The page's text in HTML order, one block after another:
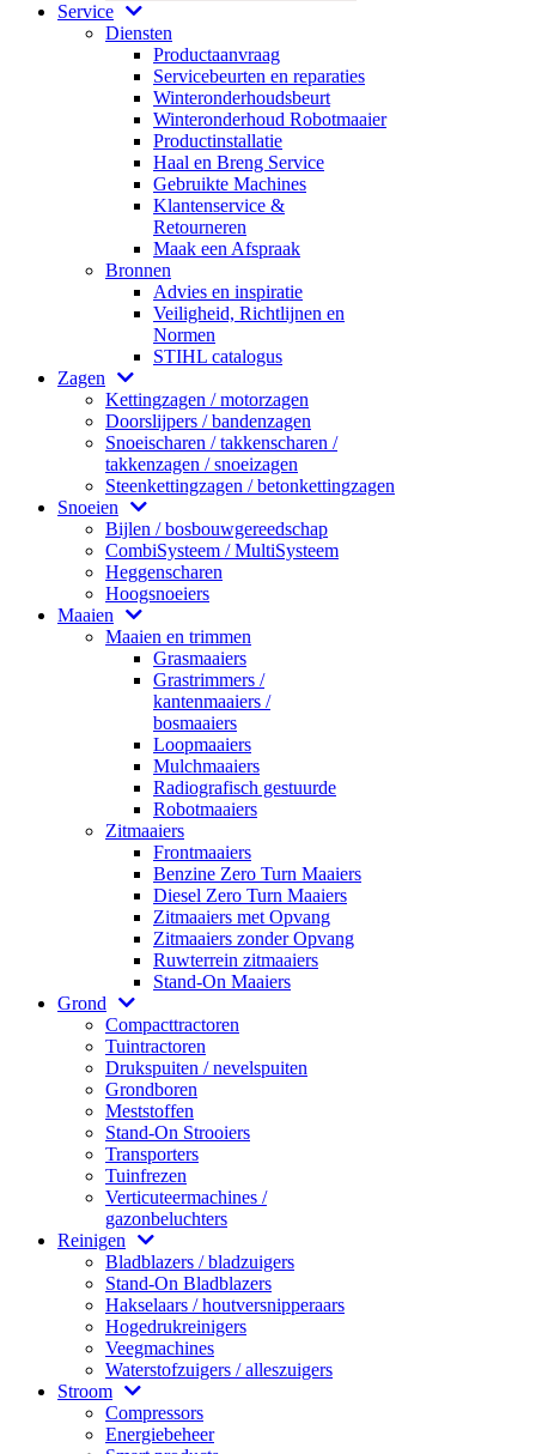
Service
Diensten
Productaanvraag
Servicebeurten en reparaties
Winteronderhoudsbeurt
Winteronderhoud Robotmaaier
Productinstallatie
Haal en Breng Service
Gebruikte Machines
Klantenservice &
Retourneren
Maak een Afspraak
Bronnen
Advies en inspiratie
Veiligheid, Richtlijnen en
Normen
STIHL catalogus
Zagen
Kettingzagen / motorzagen
Doorslijpers / bandenzagen
Snoeischaren / takkenscharen /
takkenzagen / snoeizagen
Steenkettingzagen / betonkettingzagen
Snoeien
Bijlen / bosbouwgereedschap
CombiSysteem / MultiSysteem
Heggenscharen
Hoogsnoeiers
Maaien
Maaien en trimmen
Grasmaaiers
Grastrimmers /
kantenmaaiers /
bosmaaiers
Loopmaaiers
Mulchmaaiers
Radiografisch gestuurde
Robotmaaiers
Zitmaaiers
Frontmaaiers
Benzine Zero Turn Maaiers
Diesel Zero Turn Maaiers
Zitmaaiers met Opvang
Zitmaaiers zonder Opvang
Ruwterrein zitmaaiers
Stand-On Maaiers
Grond
Compacttractoren
Tuintractoren
Drukspuiten / nevelspuiten
Grondboren
Meststoffen
Stand-On Strooiers
Transporters
Tuinfrezen
Verticuteermachines /
gazonbeluchters
Reinigen
Bladblazers / bladzuigers
Stand-On Bladblazers
Hakselaars / houtversnipperaars
Hogedrukreinigers
Veegmachines
Waterstofzuigers / alleszuigers
Stroom
Compressors
Energiebeheer